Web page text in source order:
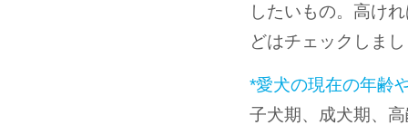
したいもの。高け
どはチェックしま
*愛犬の現在の年齢
子犬期、成犬期、